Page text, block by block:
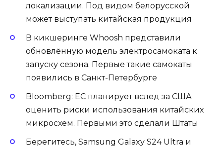
локализации. Под видом белорусской
может выступать китайская продукция
В кикшеринге Whoosh представили
обновлённую модель электросамоката к
запуску сезона. Первые такие самокаты
появились в Санкт-Петербурге
Bloomberg: ЕС планирует вслед за США
оценить риски использования китайских
микросхем. Первыми это сделали Штаты
Берегитесь, Samsung Galaxy S24 Ultra и